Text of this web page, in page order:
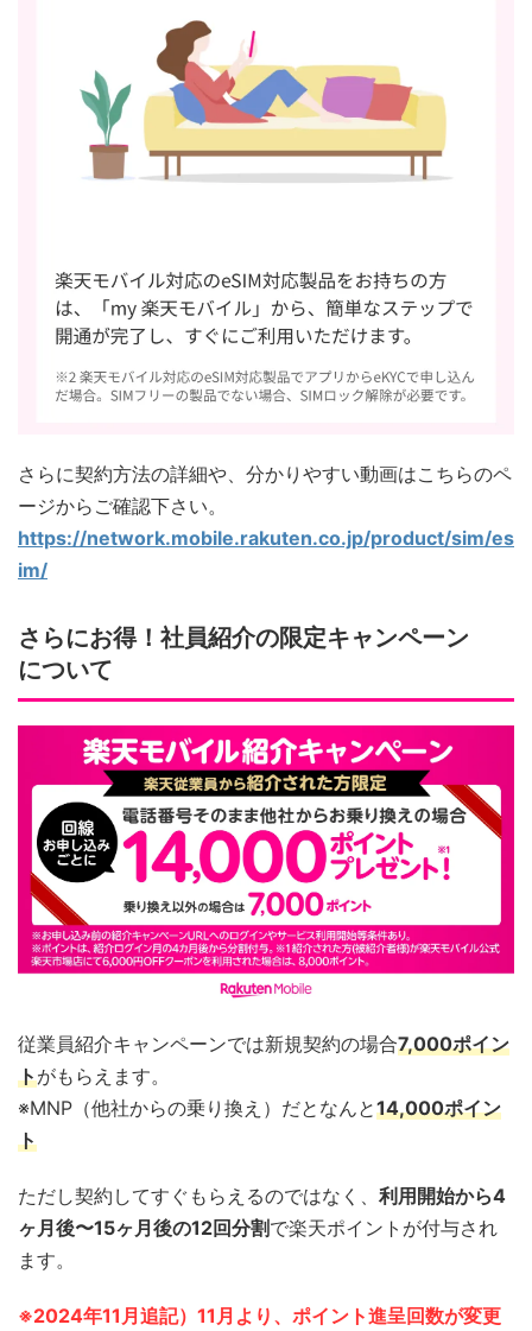
さらに契約方法の詳細や、分かりやすい動画はこちらのペ
ージからご確認下さい。
https://network.mobile.rakuten.co.jp/product/sim/es
im/
さらにお得！社員紹介の限定キャンペーン
について
従業員紹介キャンペーンでは新規契約の場合7,000ポイン
トがもらえます。
※MNP（他社からの乗り換え）だとなんと14,000ポイン
ト
ただし契約してすぐもらえるのではなく、 利用開始から4
ヶ月後〜15ヶ月後の12回分割で楽天ポイントが付与され
ます。
※2024年11月追記）11月より、ポイント進呈回数が変更